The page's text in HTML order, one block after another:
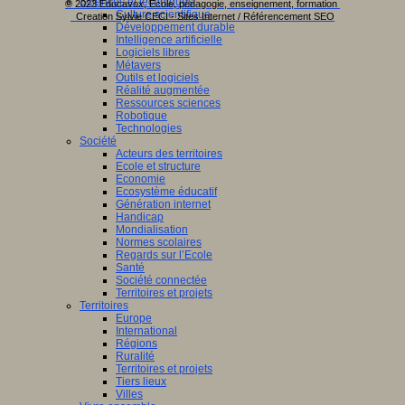
Culture scientifique
Développement durable
Intelligence artificielle
Logiciels libres
Métavers
Outils et logiciels
Réalité augmentée
Ressources sciences
Robotique
Technologies
Société
Acteurs des territoires
Ecole et structure
Economie
Ecosystème éducatif
Génération internet
Handicap
Mondialisation
Normes scolaires
Regards sur l’Ecole
Santé
Société connectée
Territoires et projets
Territoires
Europe
International
Régions
Ruralité
Territoires et projets
Tiers lieux
Villes
© 2023 Educavox, Ecole, pédagogie, enseignement, formation
Creation Sylvie CECI - Sites Internet / Référencement SEO